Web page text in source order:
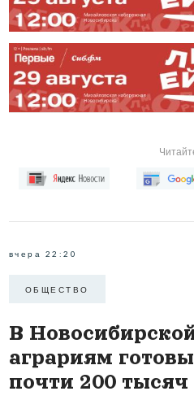
вчера 22:20
ОБЩЕСТВО
В
аграриям
почти 200